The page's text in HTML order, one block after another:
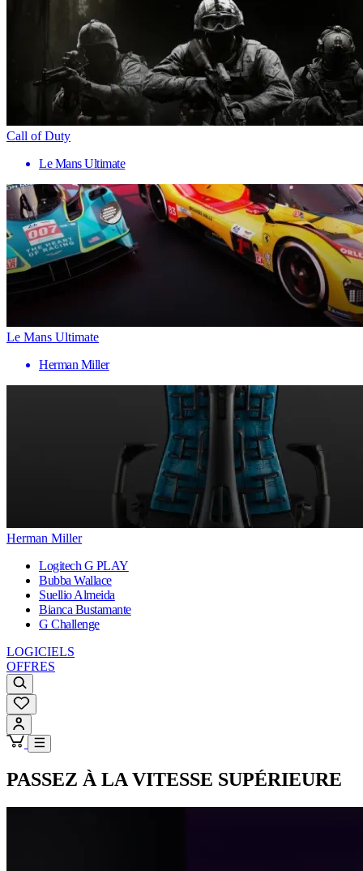
Call of Duty
Le Mans Ultimate
Le Mans Ultimate
Herman Miller
Herman Miller
Logitech G PLAY
Bubba Wallace
Suellio Almeida
Bianca Bustamante
G Challenge
LOGICIELS
OFFRES
PASSEZ À LA VITESSE SUPÉRIEURE